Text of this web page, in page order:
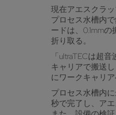
現在アエスクラ
プロセス水槽内
ードは、0.1mm
折り取る。
「ultraTECは超
キャリアで搬送
にワークキャリ
プロセス水槽内
秒で完了し、ア